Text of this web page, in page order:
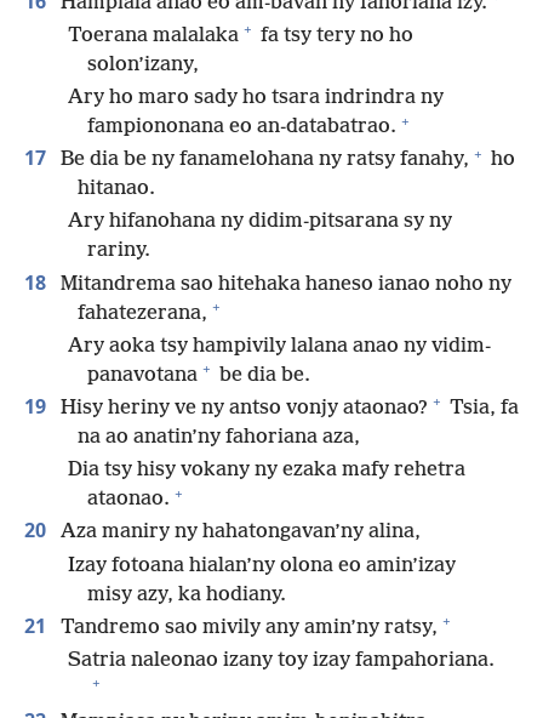
Toerana malalaka + fa tsy tery no ho
solon’izany,
Ary ho maro sady ho tsara indrindra ny
fampiononana eo an-databatrao. +
17 Be dia be ny fanamelohana ny ratsy fanahy, + ho
hitanao.
Ary hifanohana ny didim-pitsarana sy ny
rariny.
18
Mitandrema sao hitehaka haneso ianao noho ny
fahatezerana, +
Ary aoka tsy hampivily lalana anao ny vidim-
panavotana + be dia be.
19 Hisy heriny ve ny antso vonjy ataonao? + Tsia, fa
na ao anatin’ny fahoriana aza,
Dia tsy hisy vokany ny ezaka mafy rehetra
ataonao. +
20
Aza maniry ny hahatongavan’ny alina,
Izay fotoana hialan’ny olona eo amin’izay
misy azy, ka hodiany.
21 Tandremo sao mivily any amin’ny ratsy, +
Satria naleonao izany toy izay fampahoriana.
+